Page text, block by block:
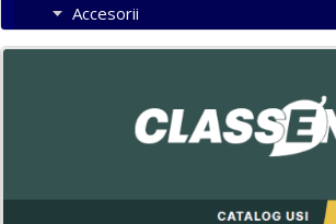
Accesorii